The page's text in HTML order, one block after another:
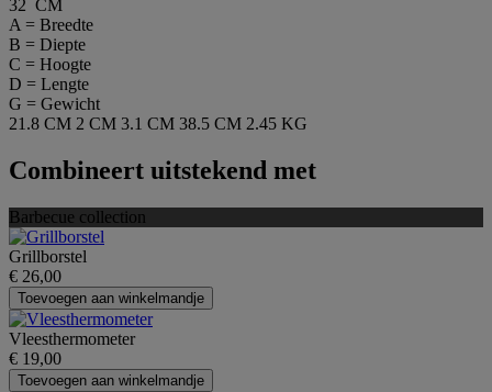
32 CM
A = Breedte
B = Diepte
C = Hoogte
D = Lengte
G = Gewicht
21.8 CM 2 CM 3.1 CM 38.5 CM 2.45 KG
Combineert uitstekend met
Barbecue collection
Grillborstel
€ 26,00
Toevoegen aan winkelmandje
Vleesthermometer
€ 19,00
Toevoegen aan winkelmandje